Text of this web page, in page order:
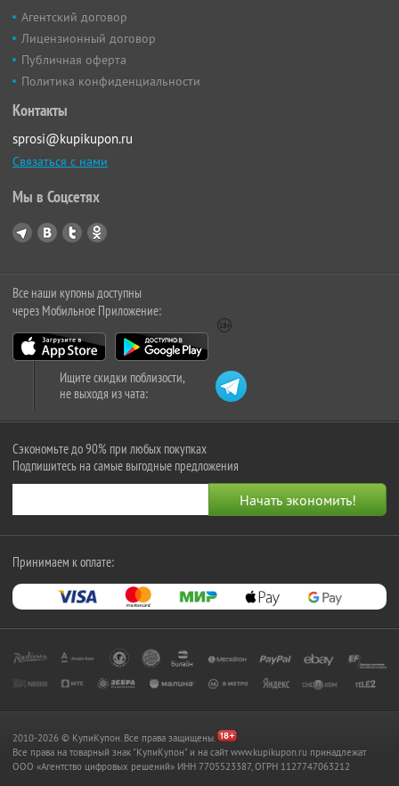
Агентский договор
Лицензионный договор
Публичная оферта
Политика конфиденциальности
Контакты
sprosi@kupikupon.ru
Связаться с нами
Мы в Соцсетях
Все наши купоны доступны
через Мобильное Приложение:
Ищите скидки поблизости,
не выходя из чата:
Сэкономьте до 90% при любых покупках
Подпишитесь на самые выгодные предложения
Принимаем к оплате:
2010-2026 © КупиКупон. Все права защищены.
Все права на товарный знак "КупиКупон" и на сайт www.kupikupon.ru принадлежат
OOO «Агентство цифровых решений» ИНН 7705523387, ОГРН 1127747063212